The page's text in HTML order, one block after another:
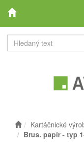
Kartáčnické
Brus. papír - typ